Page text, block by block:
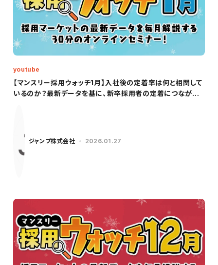
【マンスリー採用ウォッチ1月】入社後の定着率は何と相関して
いるのか？最新データを基に、新卒採用者の定着につながる
youtube
ジャンプ株式会社 2026.01.27